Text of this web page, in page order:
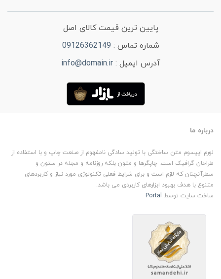
پایین ترین قیمت کالای اصل
شماره تماس : 09126362149
آدرس ایمیل :info@domain.ir
درباره ما
لورم ایپسوم متن ساختگی با تولید سادگی نامفهوم از صنعت چاپ و با استفاده از
طراحان گرافیک است. چاپگرها و متون بلکه روزنامه و مجله در ستون و
سطرآنچنان که لازم است و برای شرایط فعلی تکنولوژی مورد نیاز و کاربردهای
متنوع با هدف بهبود ابزارهای کاربردی می باشد.
ساخت سایت توسط Portal